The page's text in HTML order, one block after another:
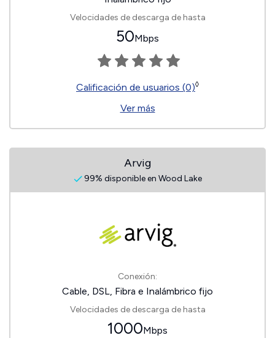
Velocidades de descarga de hasta
50Mbps
Calificación de usuarios (0)◊
Ver más
Arvig
99% disponible en Wood Lake
Conexión:
Cable, DSL, Fibra e Inalámbrico fijo
Velocidades de descarga de hasta
1000Mbps